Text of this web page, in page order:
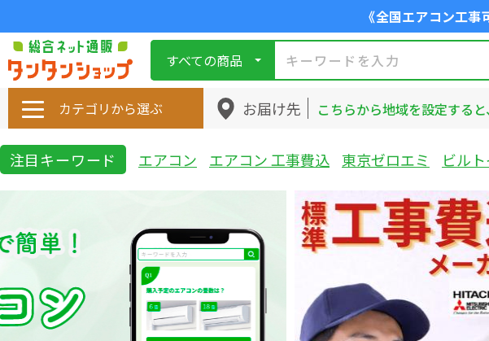
《全国エアコン工事
すべての商品
カテゴリから選ぶ お届け先 こちらから地域を設定する
注目キーワード エアコン エアコン 工事費込 東京ゼロエミ ビル